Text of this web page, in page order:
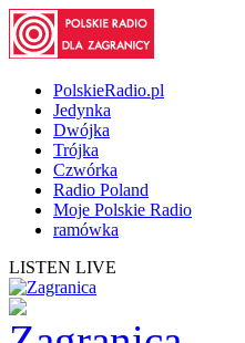
PolskieRadio.pl
Jedynka
Dwójka
Trójka
Czwórka
Radio Poland
Moje Polskie Radio
ramówka
LISTEN LIVE